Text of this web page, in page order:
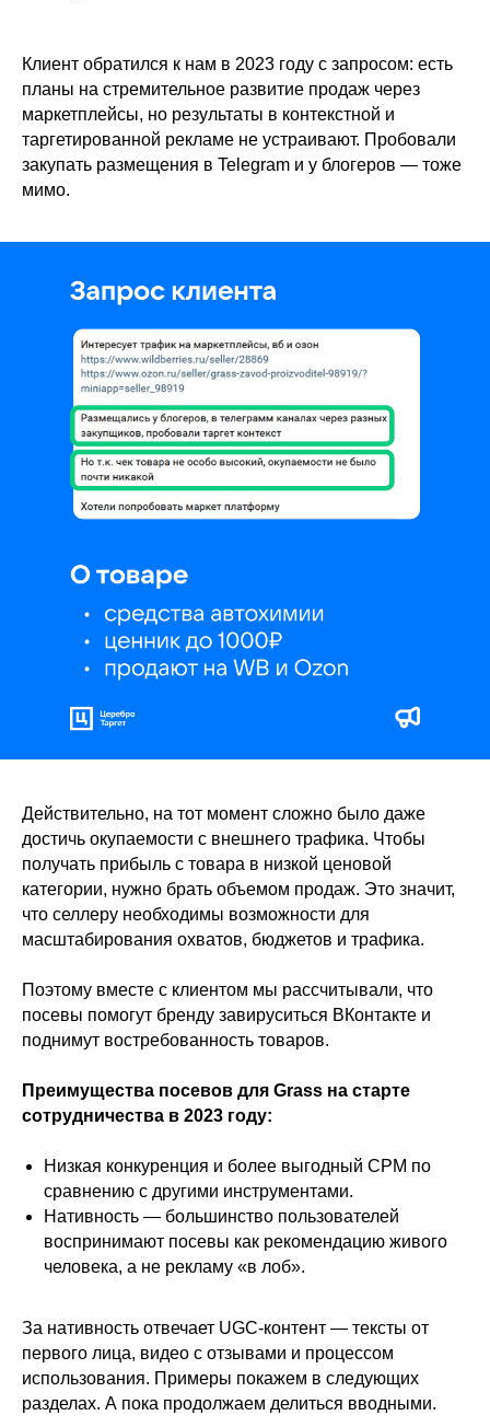
Клиент обратился к нам в 2023 году с запросом: есть
планы на стремительное развитие продаж через
маркетплейсы, но результаты в контекстной и
таргетированной рекламе не устраивают. Пробовали
закупать размещения в Telegram и у блогеров — тоже
мимо.
Действительно, на тот момент сложно было даже
достичь окупаемости с внешнего трафика. Чтобы
получать прибыль с товара в низкой ценовой
категории, нужно брать объемом продаж. Это значит,
что селлеру необходимы возможности для
масштабирования охватов, бюджетов и трафика.
Поэтому вместе с клиентом мы рассчитывали, что
посевы помогут бренду завируситься ВКонтакте и
поднимут востребованность товаров.
Преимущества посевов для Grass на старте
сотрудничества в 2023 году:
Низкая конкуренция и более выгодный CPM по
сравнению с другими инструментами.
Нативность — большинство пользователей
воспринимают посевы как рекомендацию живого
человека, а не рекламу «в лоб».
За нативность отвечает UGC-контент — тексты от
первого лица, видео с отзывами и процессом
использования. Примеры покажем в следующих
разделах. А пока продолжаем делиться вводными.